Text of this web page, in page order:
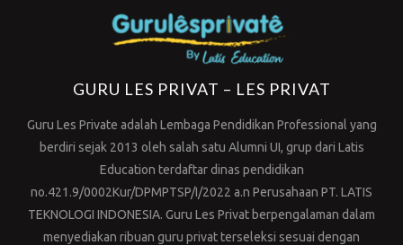
GURU LES PRIVAT – LES PRIVAT
Guru Les Private adalah Lembaga Pendidikan Professional yang
berdiri sejak 2013 oleh salah satu Alumni UI, grup dari Latis
Education terdaftar dinas pendidikan
no.421.9/0002Kur/DPMPTSP/I/2022 a.n Perusahaan PT. LATIS
TEKNOLOGI INDONESIA. Guru Les Privat berpengalaman dalam
menyediakan ribuan guru privat terseleksi sesuai dengan